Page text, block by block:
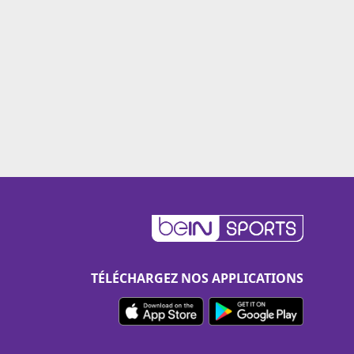
TÉLÉCHARGEZ NOS APPLICATIONS